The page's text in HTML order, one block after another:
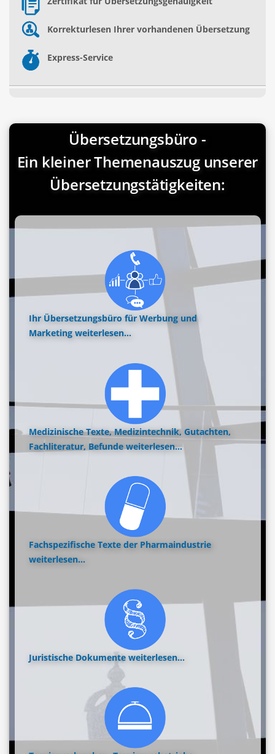
Korrekturlesen Ihrer vorhandenen Übersetzung
Express-Service
Übersetzungsbüro -
Ein kleiner Themenauszug unserer
Übersetzungstätigkeiten:
Ihr Übersetzungsbüro für Werbung und
Marketing weiterlesen...
Medizinische Texte, Medizintechnik, Gutachten,
Fachliteratur, Befunde weiterlesen...
Fachspezifische Texte der Pharmaindustrie
weiterlesen...
Juristische Dokumente weiterlesen...